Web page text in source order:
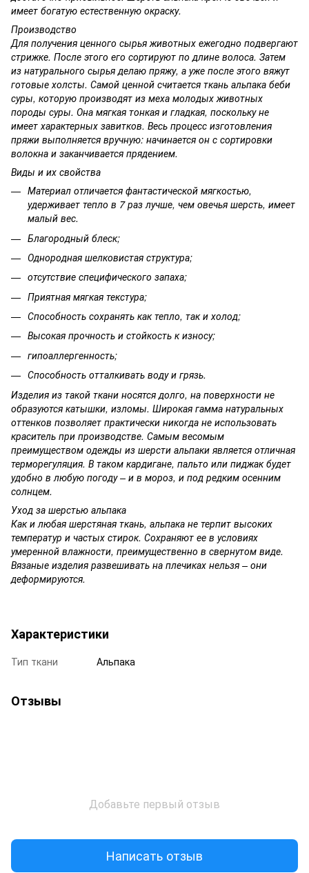
имеет богатую естественную окраску.
Производство
Для получения ценного сырья животных ежегодно подвергают
стрижке. После этого его сортируют по длине волоса. Затем
из натурального сырья делаю пряжу, а уже после этого вяжут
готовые холсты. Самой ценной считается ткань альпака беби
суры, которую производят из меха молодых животных
породы суры. Она мягкая тонкая и гладкая, поскольку не
имеет характерных завитков. Весь процесс изготовления
пряжи выполняется вручную: начинается он с сортировки
волокна и заканчивается прядением.
Виды и их свойства
Материал отличается фантастической мягкостью,
удерживает тепло в 7 раз лучше, чем овечья шерсть, имеет
малый вес.
Благородный блеск;
Однородная шелковистая структура;
отсутствие специфического запаха;
Приятная мягкая текстура;
Способность сохранять как тепло, так и холод;
Высокая прочность и стойкость к износу;
гипоаллергенность;
Способность отталкивать воду и грязь.
Изделия из такой ткани носятся долго, на поверхности не
образуются катышки, изломы. Широкая гамма натуральных
оттенков позволяет практически никогда не использовать
краситель при производстве. Самым весомым
преимуществом одежды из шерсти альпаки является отличная
терморегуляция. В таком кардигане, пальто или пиджак будет
удобно в любую погоду – и в мороз, и под редким осенним
солнцем.
Уход за шерстью альпака
Как и любая шерстяная ткань, альпака не терпит высоких
температур и частых стирок. Сохраняют ее в условиях
умеренной влажности, преимущественно в свернутом виде.
Вязаные изделия развешивать на плечиках нельзя – они
деформируются.
Характеристики
Тип ткани Альпака
Отзывы
Добавьте первый отзыв
Написать отзыв